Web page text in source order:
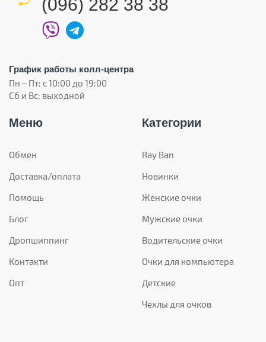
(096) 282 38 38
График работы колл-центра
Пн – Пт: с 10:00 до 19:00
Сб и Вс: выходной
Меню
Обмен
Доставка/оплата
Помощь
Блог
Дропшиппинг
Контакти
Опт
Категории
Ray Ban
Новинки
Женские очки
Мужские очки
Водительские очки
Очки для компьютера
Детские
Чехлы для очков